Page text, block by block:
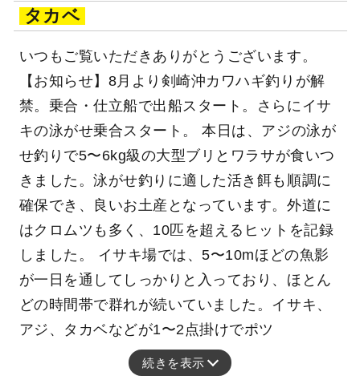
タカベ
いつもご覧いただきありがとうございます。
【お知らせ】8月より剣崎沖カワハギ釣りが解
禁。乗合・仕立船で出船スタート。さらにイサ
キの泳がせ乗合スタート。 本日は、アジの泳が
せ釣りで5〜6kg級の大型ブリとワラサが食いつ
きました。泳がせ釣りに適した活き餌も順調に
確保でき、良いお土産となっています。外道に
はクロムツも多く、10匹を超えるヒットを記録
しました。 イサキ場では、5〜10mほどの魚影
が一日を通してしっかりと入っており、ほとん
どの時間帯で群れが続いていました。イサキ、
アジ、タカベなどが1〜2点掛けでポツ
続きを表示